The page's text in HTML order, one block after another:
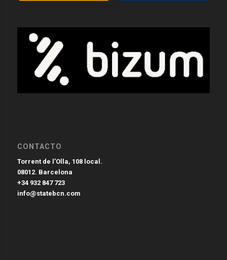
CONTACTO
Torrent de l’Olla, 108 local.
08012. Barcelona
+34 932 847 723
info@statebcn.com